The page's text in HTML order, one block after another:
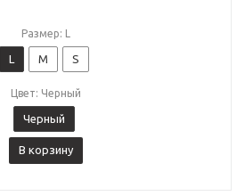
Размер: L
L M S
Цвет: Черный
Черный
В корзину